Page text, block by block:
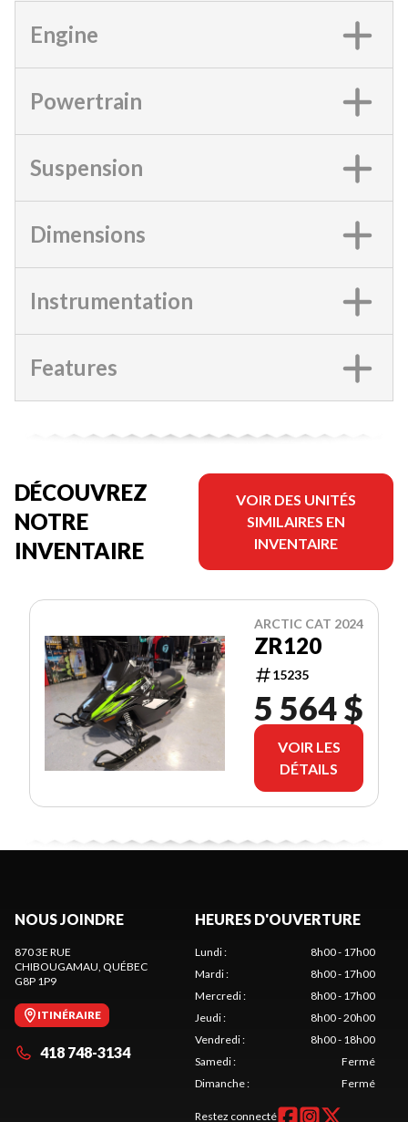
Engine
Powertrain
Suspension
Dimensions
Instrumentation
Features
DÉCOUVREZ
NOTRE
INVENTAIRE
VOIR DES UNITÉS
SIMILAIRES EN
INVENTAIRE
ARCTIC CAT 2024
ZR120
15235
5 564 $
VOIR LES
DÉTAILS
NOUS JOINDRE
870 3E RUE
CHIBOUGAMAU , QUÉBEC
G8P 1P9
ITINÉRAIRE
418 748-3134
HEURES D'OUVERTURE
Lundi:
8h00 - 17h00
Mardi:
8h00 - 17h00
Mercredi:
8h00 - 17h00
Jeudi:
8h00 - 20h00
Vendredi:
8h00 - 18h00
Samedi:
Fermé
Dimanche: Fermé
Restez connecté